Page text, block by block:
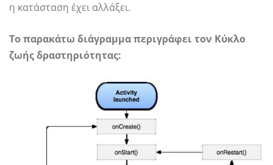
η κατάσταση έχει αλλάξει.
Το παρακάτω διάγραμμα περιγράφει τον Κύκλο
ζωής δραστηριότητας: